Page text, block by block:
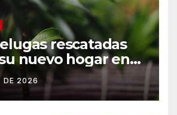
rescatadas
nuevo hogar en
DE 2026